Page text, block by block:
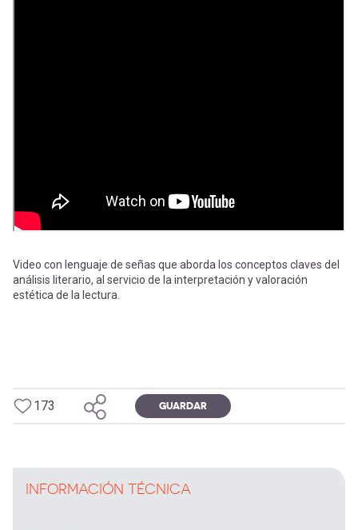
a
mi
cuenta
Video con lenguaje de señas que aborda los conceptos claves del
análisis literario, al servicio de la interpretación y valoración
estética de la lectura.
173 GUARDAR
INFORMACIÓN TÉCNICA